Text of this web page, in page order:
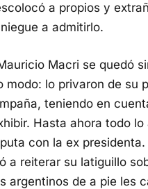
a propios y
a admitirlo.
Macri se quedó
modo: lo privaron de su
teniendo en
Hasta ahora todo
con la ex
a reiterar su latiguillo
argentinos de a pie les